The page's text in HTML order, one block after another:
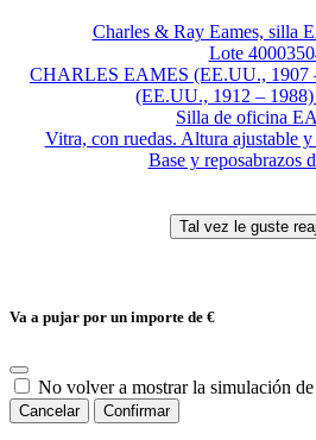
Charles & Ray Eames, silla
Lote
CHARLES EAMES (EE.UU., 1907
(EE.UU., 1912 – 1988)
Silla de oficina
Vitra, con ruedas. Altura ajustable
Base y reposabrazos
Va a pujar por un importe de €
No volver a mostrar la simulación
Cancelar Confirmar